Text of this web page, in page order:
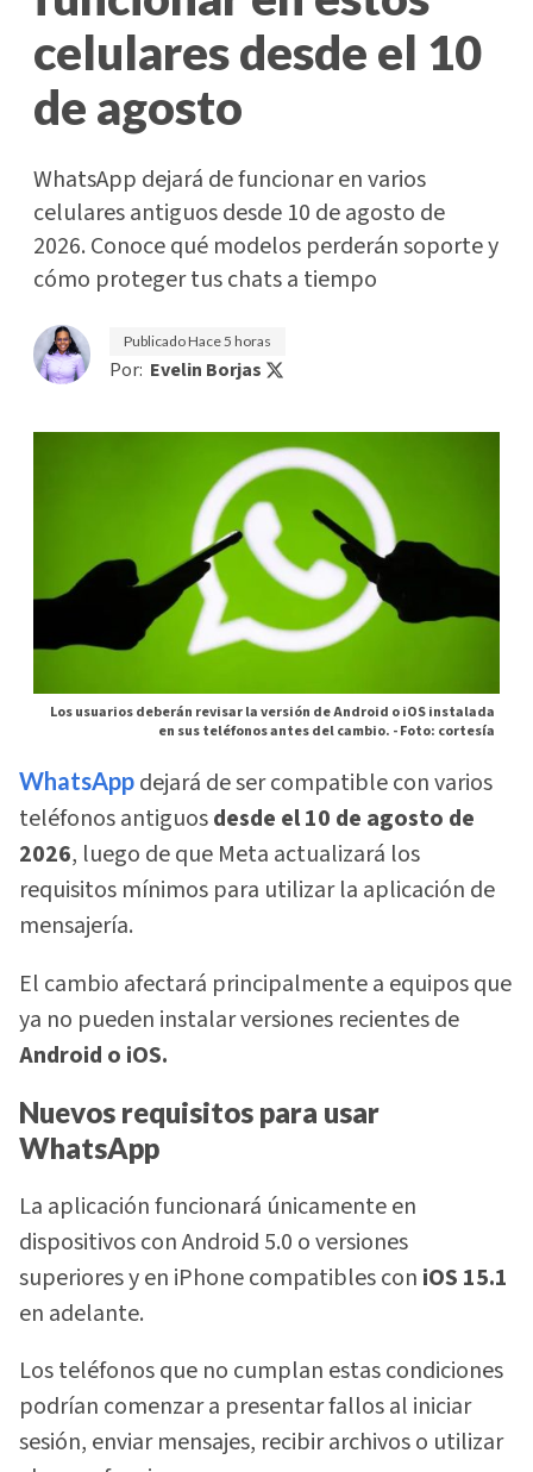
celulares desde el 10
de agosto
WhatsApp dejará de funcionar en varios
celulares antiguos desde 10 de agosto de
2026. Conoce qué modelos perderán soporte y
cómo proteger tus chats a tiempo
PublicadoHace 5 horas
Por: Evelin Borjas
Los usuarios deberán revisar la versión de Android o iOS instalada
en sus teléfonos antes del cambio. -Foto: cortesía
WhatsApp dejará de ser compatible con varios
teléfonos antiguosdesde el 10 de agosto de
2026, luego de que Meta actualizará los
requisitos mínimos para utilizar la aplicación de
mensajería.
El cambio afectará principalmente a equipos que
ya no pueden instalar versiones recientes de
Android o iOS.
Nuevos requisitos para usar
WhatsApp
La aplicación funcionará únicamente en
dispositivos con Android 5.0 o versiones
superiores y en iPhone compatibles con iOS 15.1
en adelante.
Los teléfonos que no cumplan estas condiciones
podrían comenzar a presentar fallos al iniciar
sesión, enviar mensajes, recibir archivos o utilizar